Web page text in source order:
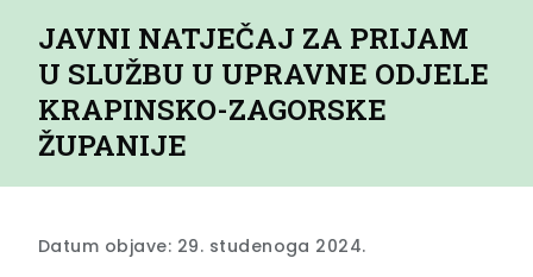
JAVNI NATJEČAJ ZA PRIJAM
U SLUŽBU U UPRAVNE ODJELE
KRAPINSKO-ZAGORSKE
ŽUPANIJE
Datum objave: 29. studenoga 2024.